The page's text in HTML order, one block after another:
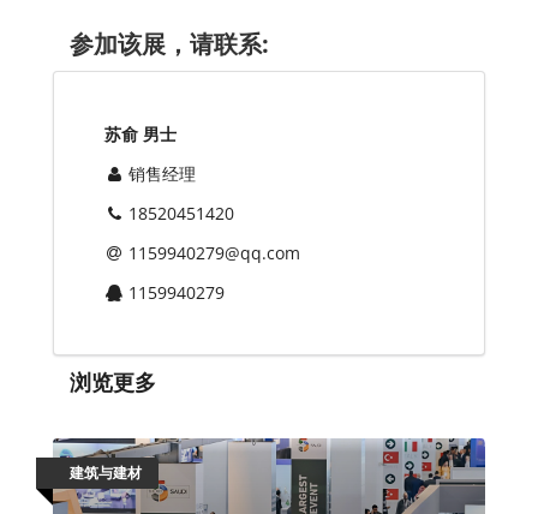
参加该展，请联系:
苏俞 男士
销售经理
18520451420
1159940279@qq.com
1159940279
浏览更多
建筑与建材